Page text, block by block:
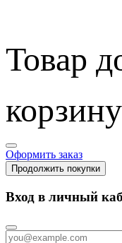
Товар
корзину
Оформить заказ
Продолжить покупки
Вход в личный